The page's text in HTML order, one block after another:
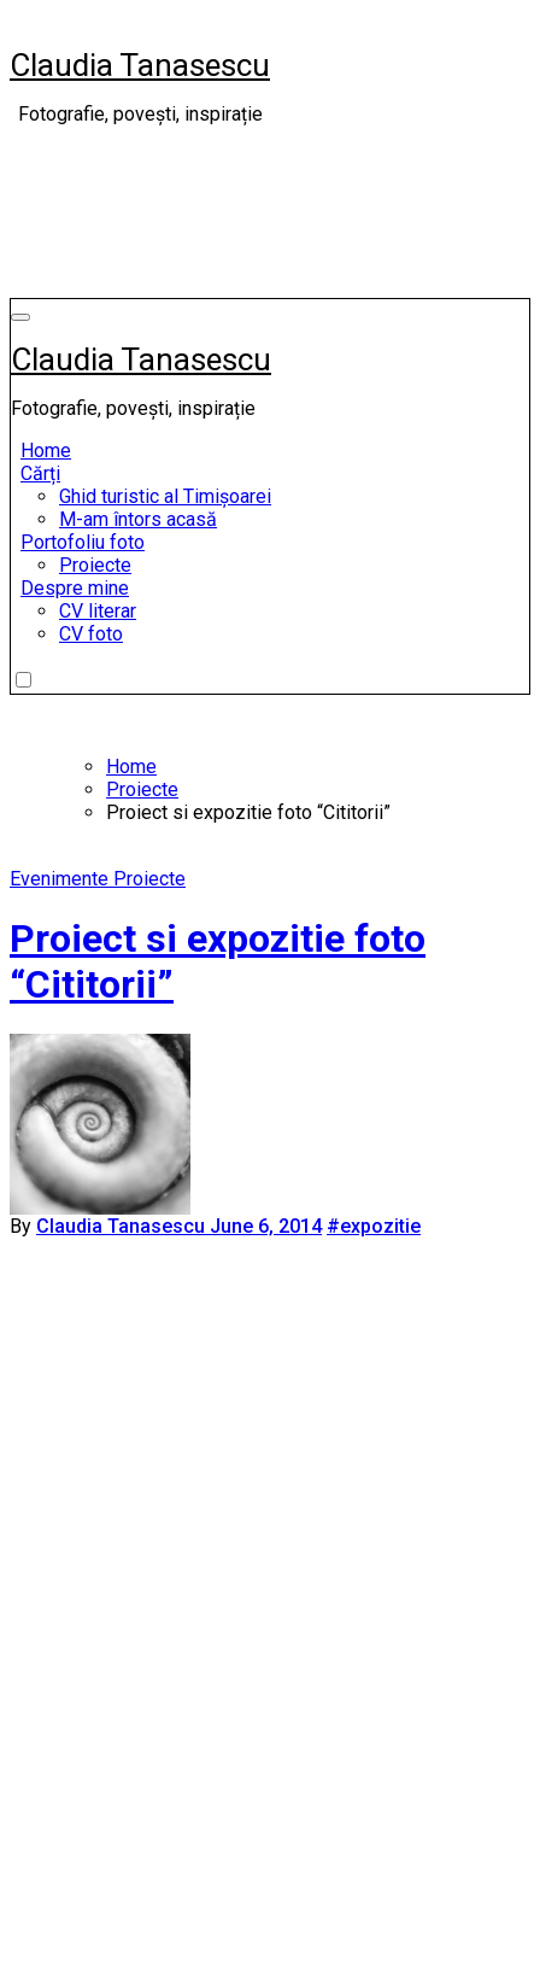
content
Claudia Tanasescu
Fotografie, povești, inspirație
Claudia Tanasescu
Fotografie, povești, inspirație
Home
Cărți
Ghid turistic al Timișoarei
M-am întors acasă
Portofoliu foto
Proiecte
Despre mine
CV literar
CV foto
Home
Proiecte
Proiect si expozitie foto “Cititorii”
Evenimente Proiecte
Proiect si expozitie foto
“Cititorii”
By Claudia Tanasescu June 6, 2014 #expozitie